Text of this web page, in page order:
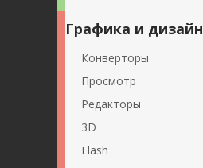
Графика и дизайн
Конверторы
Просмотр
Редакторы
3D
Flash